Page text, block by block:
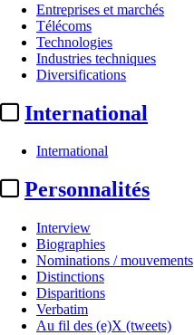
Entreprises et marchés
Télécoms
Technologies
Industries techniques
Diversifications
International
International
Personnalités
Interview
Biographies
Nominations / mouvements
Distinctions
Disparitions
Verbatim
Au fil des (e)X (tweets)